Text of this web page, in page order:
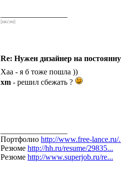
[икс́эм]
Re: Нужен дизайнер на
Хаа - я б тоже пошла ))
xm - решил сбежать ?
Портфолио http://www.free-lance.ru/
Резюме http://hh.ru/resume/29835...
Резюме http://www.superjob.ru/re...